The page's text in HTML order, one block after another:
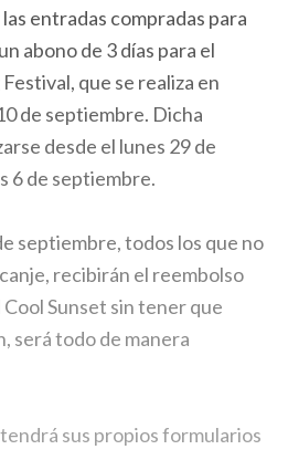
entradas compradas para
abono de 3 días para el
que se realiza en
de septiembre. Dicha
desde el lunes 29 de
6 de septiembre.
septiembre, todos los que no
recibirán el reembolso
Sunset sin tener que
será todo de manera
sus propios formularios